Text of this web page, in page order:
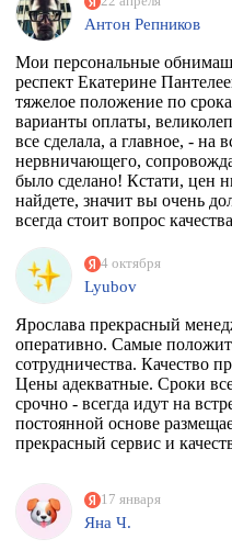
Антон Репников
Мои персональные
респект Екатерине
тяжелое положение по
варианты оплаты,
все сделала, а главное, - на
нервничающего,
было сделано! Кстати, цен
найдете, значит вы очень
всегда стоит вопрос
4 октября
Lyubov
Ярослава прекрасный
оперативно. Самые
сотрудничества. Качество
Цены адекватные. Сроки
срочно - всегда идут на
постоянной основе
прекрасный сервис и
17 января
Яна Ч.